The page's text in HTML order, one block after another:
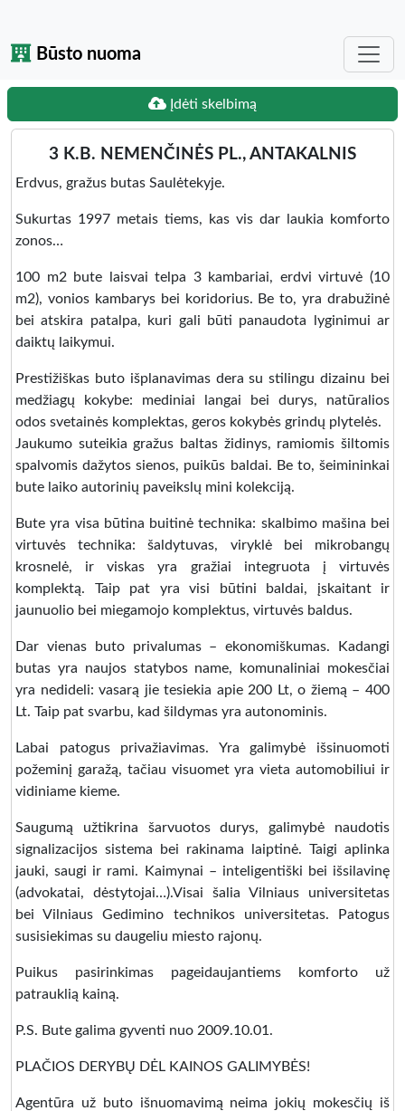
Būsto nuoma
Įdėti skelbimą
3 K.B. NEMENČINĖS PL., ANTAKALNIS
Erdvus, gražus butas Saulėtekyje.
Sukurtas 1997 metais tiems, kas vis dar laukia komforto
zonos…
100 m2 bute laisvai telpa 3 kambariai, erdvi virtuvė (10
m2), vonios kambarys bei koridorius. Be to, yra drabužinė
bei atskira patalpa, kuri gali būti panaudota lyginimui ar
daiktų laikymui.
Prestižiškas buto išplanavimas dera su stilingu dizainu bei
medžiagų kokybe: mediniai langai bei durys, natūralios
odos svetainės komplektas, geros kokybės grindų plytelės.
Jaukumo suteikia gražus baltas židinys, ramiomis šiltomis
spalvomis dažytos sienos, puikūs baldai. Be to, šeimininkai
bute laiko autorinių paveikslų mini kolekciją.
Bute yra visa būtina buitinė technika: skalbimo mašina bei
virtuvės technika: šaldytuvas, viryklė bei mikrobangų
krosnelė, ir viskas yra gražiai integruota į virtuvės
komplektą. Taip pat yra visi būtini baldai, įskaitant ir
jaunuolio bei miegamojo komplektus, virtuvės baldus.
Dar vienas buto privalumas – ekonomiškumas. Kadangi
butas yra naujos statybos name, komunaliniai mokesčiai
yra nedideli: vasarą jie tesiekia apie 200 Lt, o žiemą – 400
Lt. Taip pat svarbu, kad šildymas yra autonominis.
Labai patogus privažiavimas. Yra galimybė išsinuomoti
požeminį garažą, tačiau visuomet yra vieta automobiliui ir
vidiniame kieme.
Saugumą užtikrina šarvuotos durys, galimybė naudotis
signalizacijos sistema bei rakinama laiptinė. Taigi aplinka
jauki, saugi ir rami. Kaimynai – inteligentiški bei išsilavinę
(advokatai, dėstytojai…).Visai šalia Vilniaus universitetas
bei Vilniaus Gedimino technikos universitetas. Patogus
susisiekimas su daugeliu miesto rajonų.
Puikus pasirinkimas pageidaujantiems komforto už
patrauklią kainą.
P.S. Bute galima gyventi nuo 2009.10.01.
PLAČIOS DERYBŲ DĖL KAINOS GALIMYBĖS!
Agentūra už buto išnuomavimą neima jokių mokesčių iš